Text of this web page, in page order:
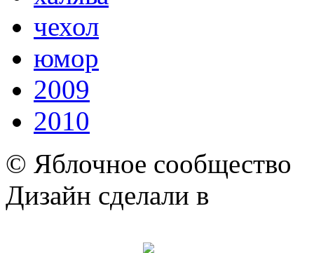
чехол
юмор
2009
2010
© Яблочное сообщество
Дизайн сделали в